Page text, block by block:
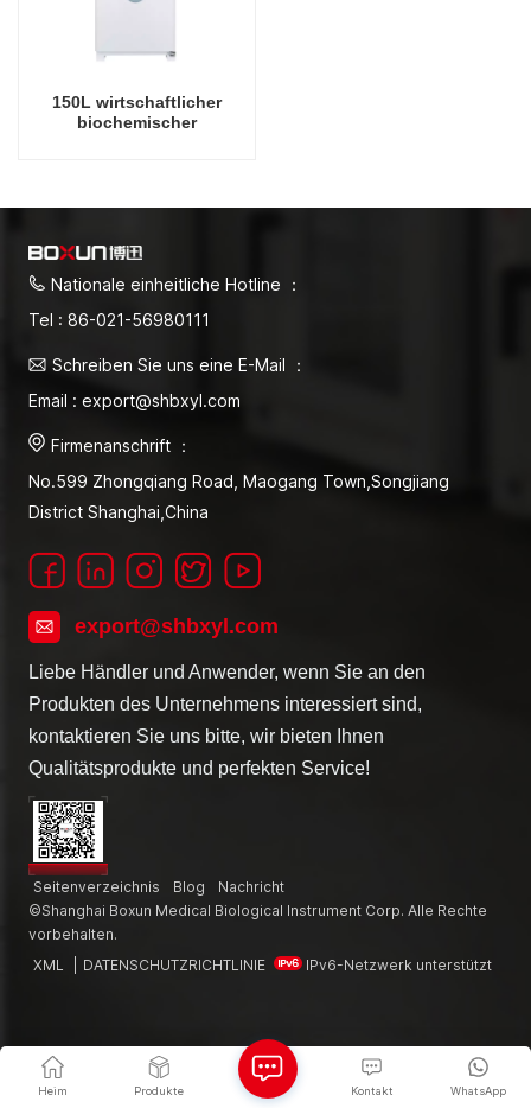
150L wirtschaftlicher
biochemischer
Nationale einheitliche Hotline ：
Tel : 86-021-56980111
Schreiben Sie uns eine E-Mail ：
Email : export@shbxyl.com
Firmenanschrift ：
No.599 Zhongqiang Road, Maogang Town,Songjiang
District Shanghai,China
export@shbxyl.com
Liebe Händler und Anwender, wenn Sie an den
Produkten des Unternehmens interessiert sind,
kontaktieren Sie uns bitte, wir bieten Ihnen
Qualitätsprodukte und perfekten Service!
Seitenverzeichnis Blog
Nachricht
©Shanghai Boxun Medical Biological Instrument Corp. Alle Rechte
vorbehalten.
XML
DATENSCHUTZRICHTLINIE IPv6-Netzwerk unterstützt
Heim Produkte WhatsApp
Kontakt